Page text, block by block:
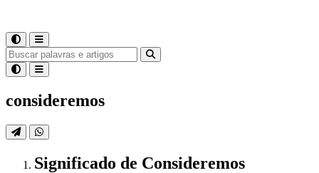
consideremos
Significado de Consideremos